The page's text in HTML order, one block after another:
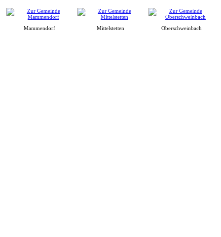
Mammendorf Mittelstetten Oberschweinbach